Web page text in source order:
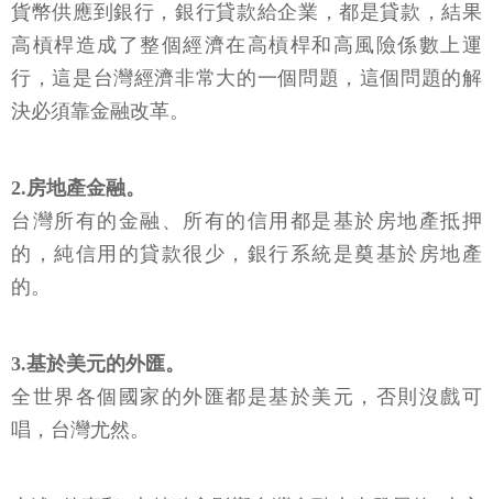
貨幣供應到銀行，銀行貸款給企業，都是貸款，結果
高槓桿造成了整個經濟在高槓桿和高風險係數上運
行，這是台灣經濟非常大的一個問題，這個問題的解
決必須靠金融改革。
2.房地產金融。
台灣所有的金融、所有的信用都是基於房地產抵押
的，純信用的貸款很少，銀行系統是奠基於房地產
的。
3.基於美元的外匯。
全世界各個國家的外匯都是基於美元，否則沒戲可
唱，台灣尤然。